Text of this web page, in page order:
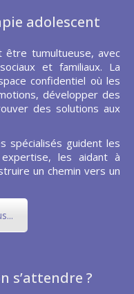
adolescent
être tumultueuse, avec
et familiaux. La
confidentiel où les
développer des
des solutions aux
spécialisés guident les
les aidant à
un chemin vers un
s’attendre ?